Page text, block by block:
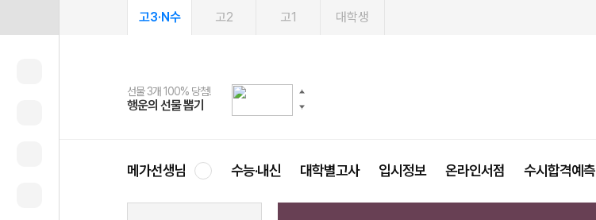
고3·N수 고2 고1 대학생
선물 3개 100% 당첨!
행운의 선물 뽑기
선물 100% 증정!
메가스터디 X 올리브
여름방학 스터디 캐시백
메가런 썸머스쿨
2027 러셀 단과
강사 공개선발
스마트러닝앱
설문 EVENT
메가패스
3일 무료 체험권
메가패스 수강생 무료혜택!
메가클럽 멤버십
사회공헌 캠페인
희망이룸 메가나눔
메가선생님 수능·내신 대학별고사 입시정보 온라인서점 수시합격예측